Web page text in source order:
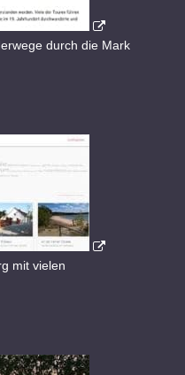
durch die Mark
mit vielen